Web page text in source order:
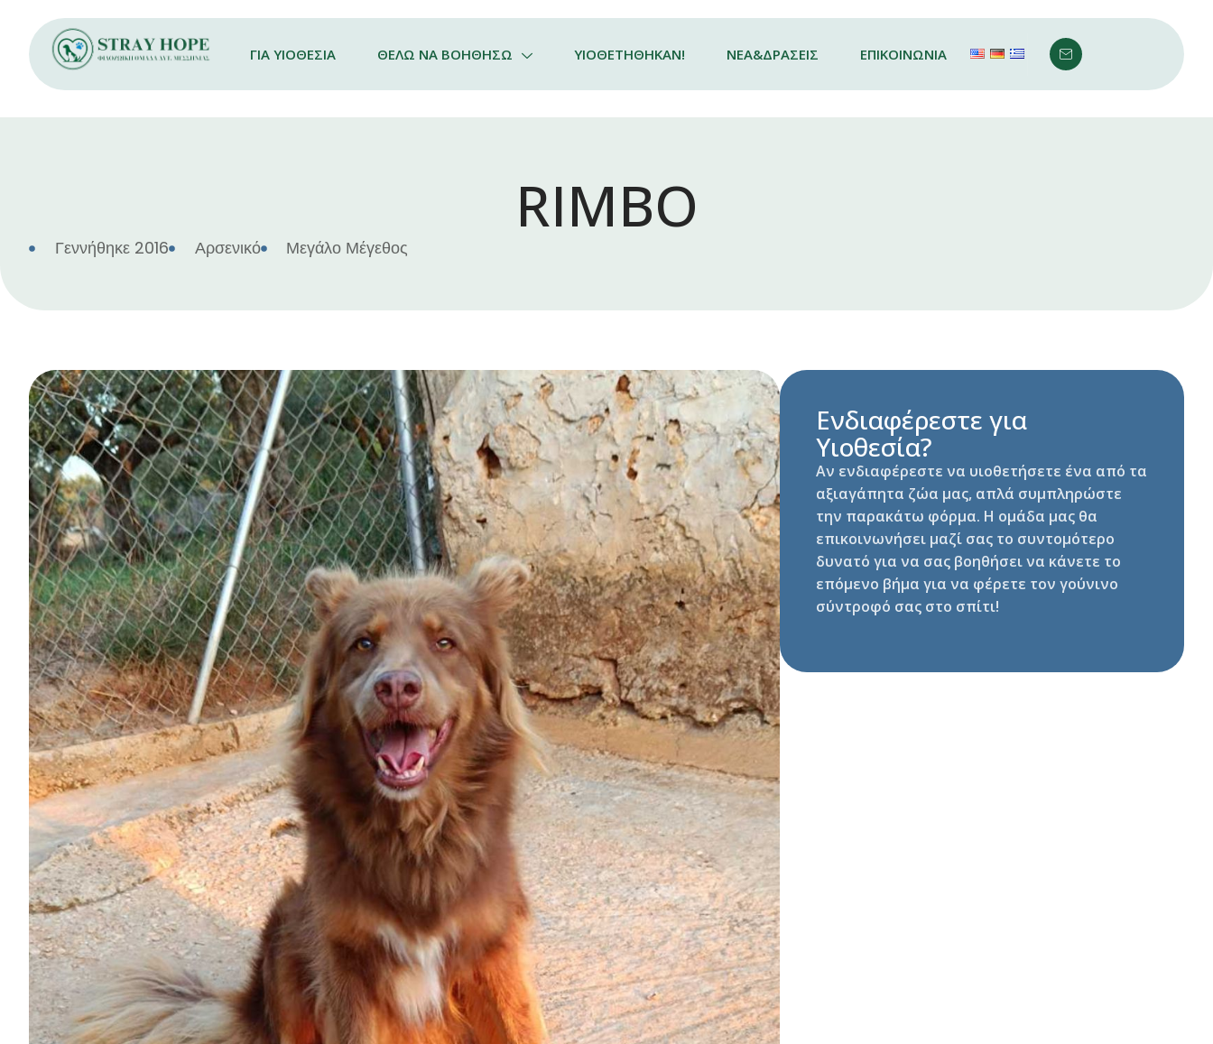
ΓΙΑ ΥΙΟΘΕΣΙΑ ΘΕΛΩ ΝΑ ΒΟΗΘΗΣΩ ΥΙΟΘΕΤΗΘΗΚΑΝ! ΝΕΑ&ΔΡΑΣΕΙΣ ΕΠΙΚΟΙΝΩΝΙΑ
RIMBO
Γεννήθηκε 2016 Αρσενικό Μεγάλο Μέγεθος
Ενδιαφέρεστε για
Υιοθεσία?
Αν ενδιαφέρεστε να υιοθετήσετε ένα από τα
αξιαγάπητα ζώα μας, απλά συμπληρώστε
την παρακάτω φόρμα. Η ομάδα μας θα
επικοινωνήσει μαζί σας το συντομότερο
δυνατό για να σας βοηθήσει να κάνετε το
επόμενο βήμα για να φέρετε τον γούνινο
σύντροφό σας στο σπίτι!